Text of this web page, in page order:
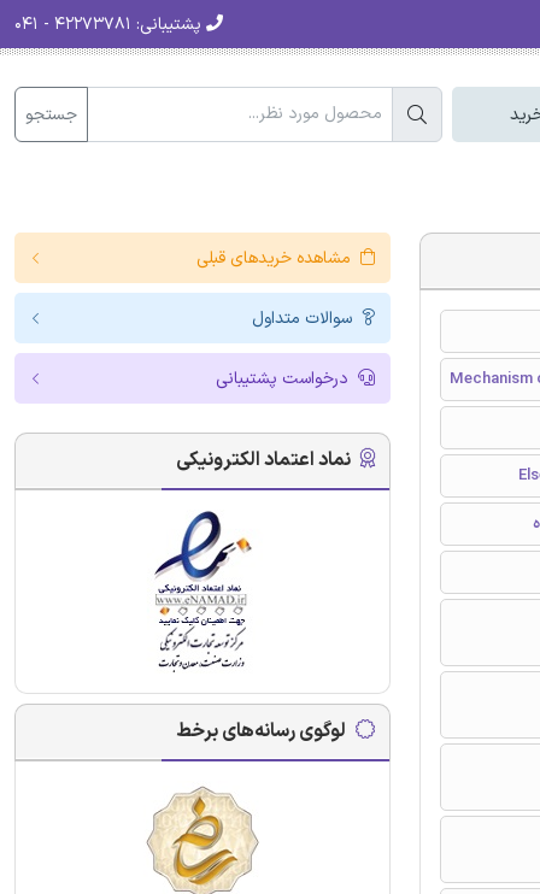
پشتیبانی:
جستجو
مشاهده خریدهای قبلی
سوالات متداول
درخواست پشتیبانی
نماد اعتماد الکترونیکی
لوگوی رسانه‌های برخط